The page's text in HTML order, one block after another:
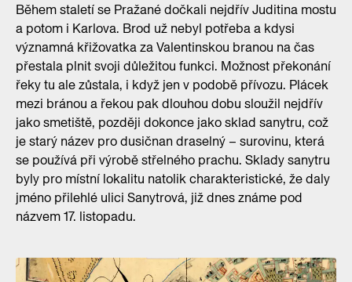
Během staletí se Pražané dočkali nejdřív Juditina mostu
a potom i Karlova. Brod už nebyl potřeba a kdysi
významná křižovatka za Valentinskou branou na čas
přestala plnit svoji důležitou funkci. Možnost překonání
řeky tu ale zůstala, i když jen v podobě přívozu. Plácek
mezi bránou a řekou pak dlouhou dobu sloužil nejdřív
jako smetiště, později dokonce jako sklad sanytru, což
je starý název pro dusičnan draselný – surovinu, která
se používá při výrobě střelného prachu. Sklady sanytru
byly pro místní lokalitu natolik charakteristické, že daly
jméno přilehlé ulici Sanytrová, již dnes známe pod
názvem 17. listopadu.